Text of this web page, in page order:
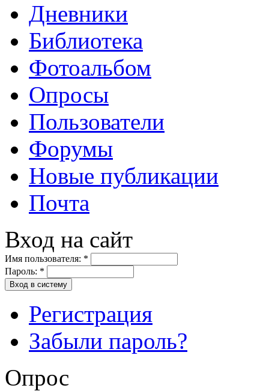
Дневники
Библиотека
Фотоальбом
Опросы
Пользователи
Форумы
Новые публикации
Почта
Вход на сайт
Имя пользователя: *
Пароль: *
Вход в систему
Регистрация
Забыли пароль?
Опрос